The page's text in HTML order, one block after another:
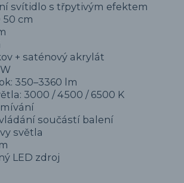
svítidlo s třpytivým efektem
cm
+ saténový akrylát
350–3360 lm
3000 / 4500 / 6500 K
součástí balení
světla
LED zdroj